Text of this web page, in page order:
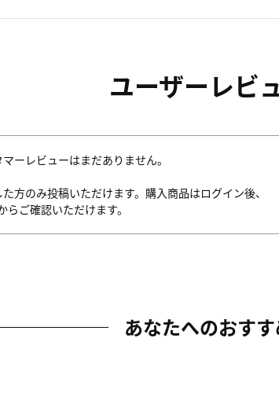
ユーザーレビ
ーレビューはまだありません。
方のみ投稿いただけます。購入商品はログイン後、
らご確認いただけます。
あなたへのおす